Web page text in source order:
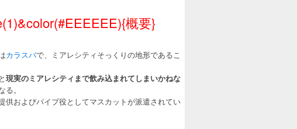
概要}
カラスバで、ミアレシティそっくりの地形であるこ
現実のミアレシティまで飲み込まれてしまいかねな
。
供およびパイプ役としてマスカットが派遣されてい